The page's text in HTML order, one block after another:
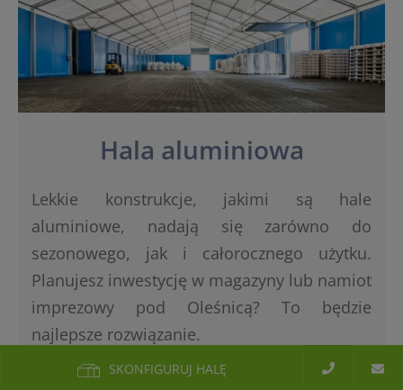
SKONFIGURUJ HALĘ
Hala aluminiowa
Lekkie konstrukcje, jakimi są hale
aluminiowe, nadają się zarówno do
sezonowego, jak i całorocznego użytku.
Planujesz inwestycję w magazyny lub namiot
imprezowy pod Oleśnicą? To będzie
najlepsze rozwiązanie.